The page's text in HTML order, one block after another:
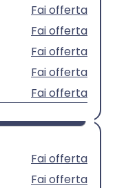
Fai offerta
Fai offerta
Fai offerta
Fai offerta
Fai offerta
Fai offerta
Fai offerta